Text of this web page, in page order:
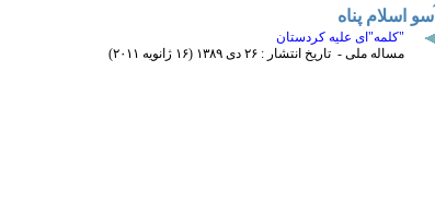
آسو اسلام پناه
"کلمه"ای علیه کردستان
مساله ملی - تاریخ انتشار : ۲۶ دی ۱٣٨۹ (۱۶ ژانويه ۲۰۱۱)